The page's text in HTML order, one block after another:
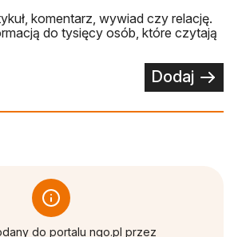
komentarz, wywiad czy relację.
do tysięcy osób, które czytają
Dodaj
do portalu ngo.pl przez